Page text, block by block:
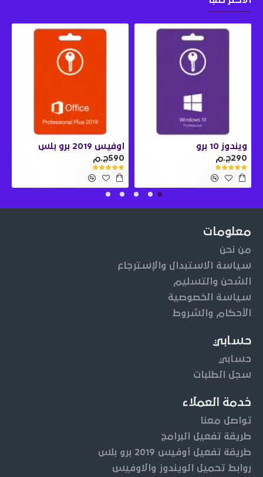
ويندوز 10 برو
290ج.م
اوفيس 2019 برو بلس
590ج.م
معلومات
من نحن
سياسة الاستبدال والإسترجاع
الشحن والتسليم
سياسة الخصوصية
الأحكام والشروط
حسابي
حسابي
سجل الطلبات
خدمة العملاء
تواصل معنا
طريقة تفعيل البرامج
طريقة تفعيل أوفيس 2019 برو بلس
روابط تحميل الويندوز والاوفيس